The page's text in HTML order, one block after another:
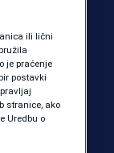
ili lični
je praćenje
postavki
stranice, ako
Uredbu o